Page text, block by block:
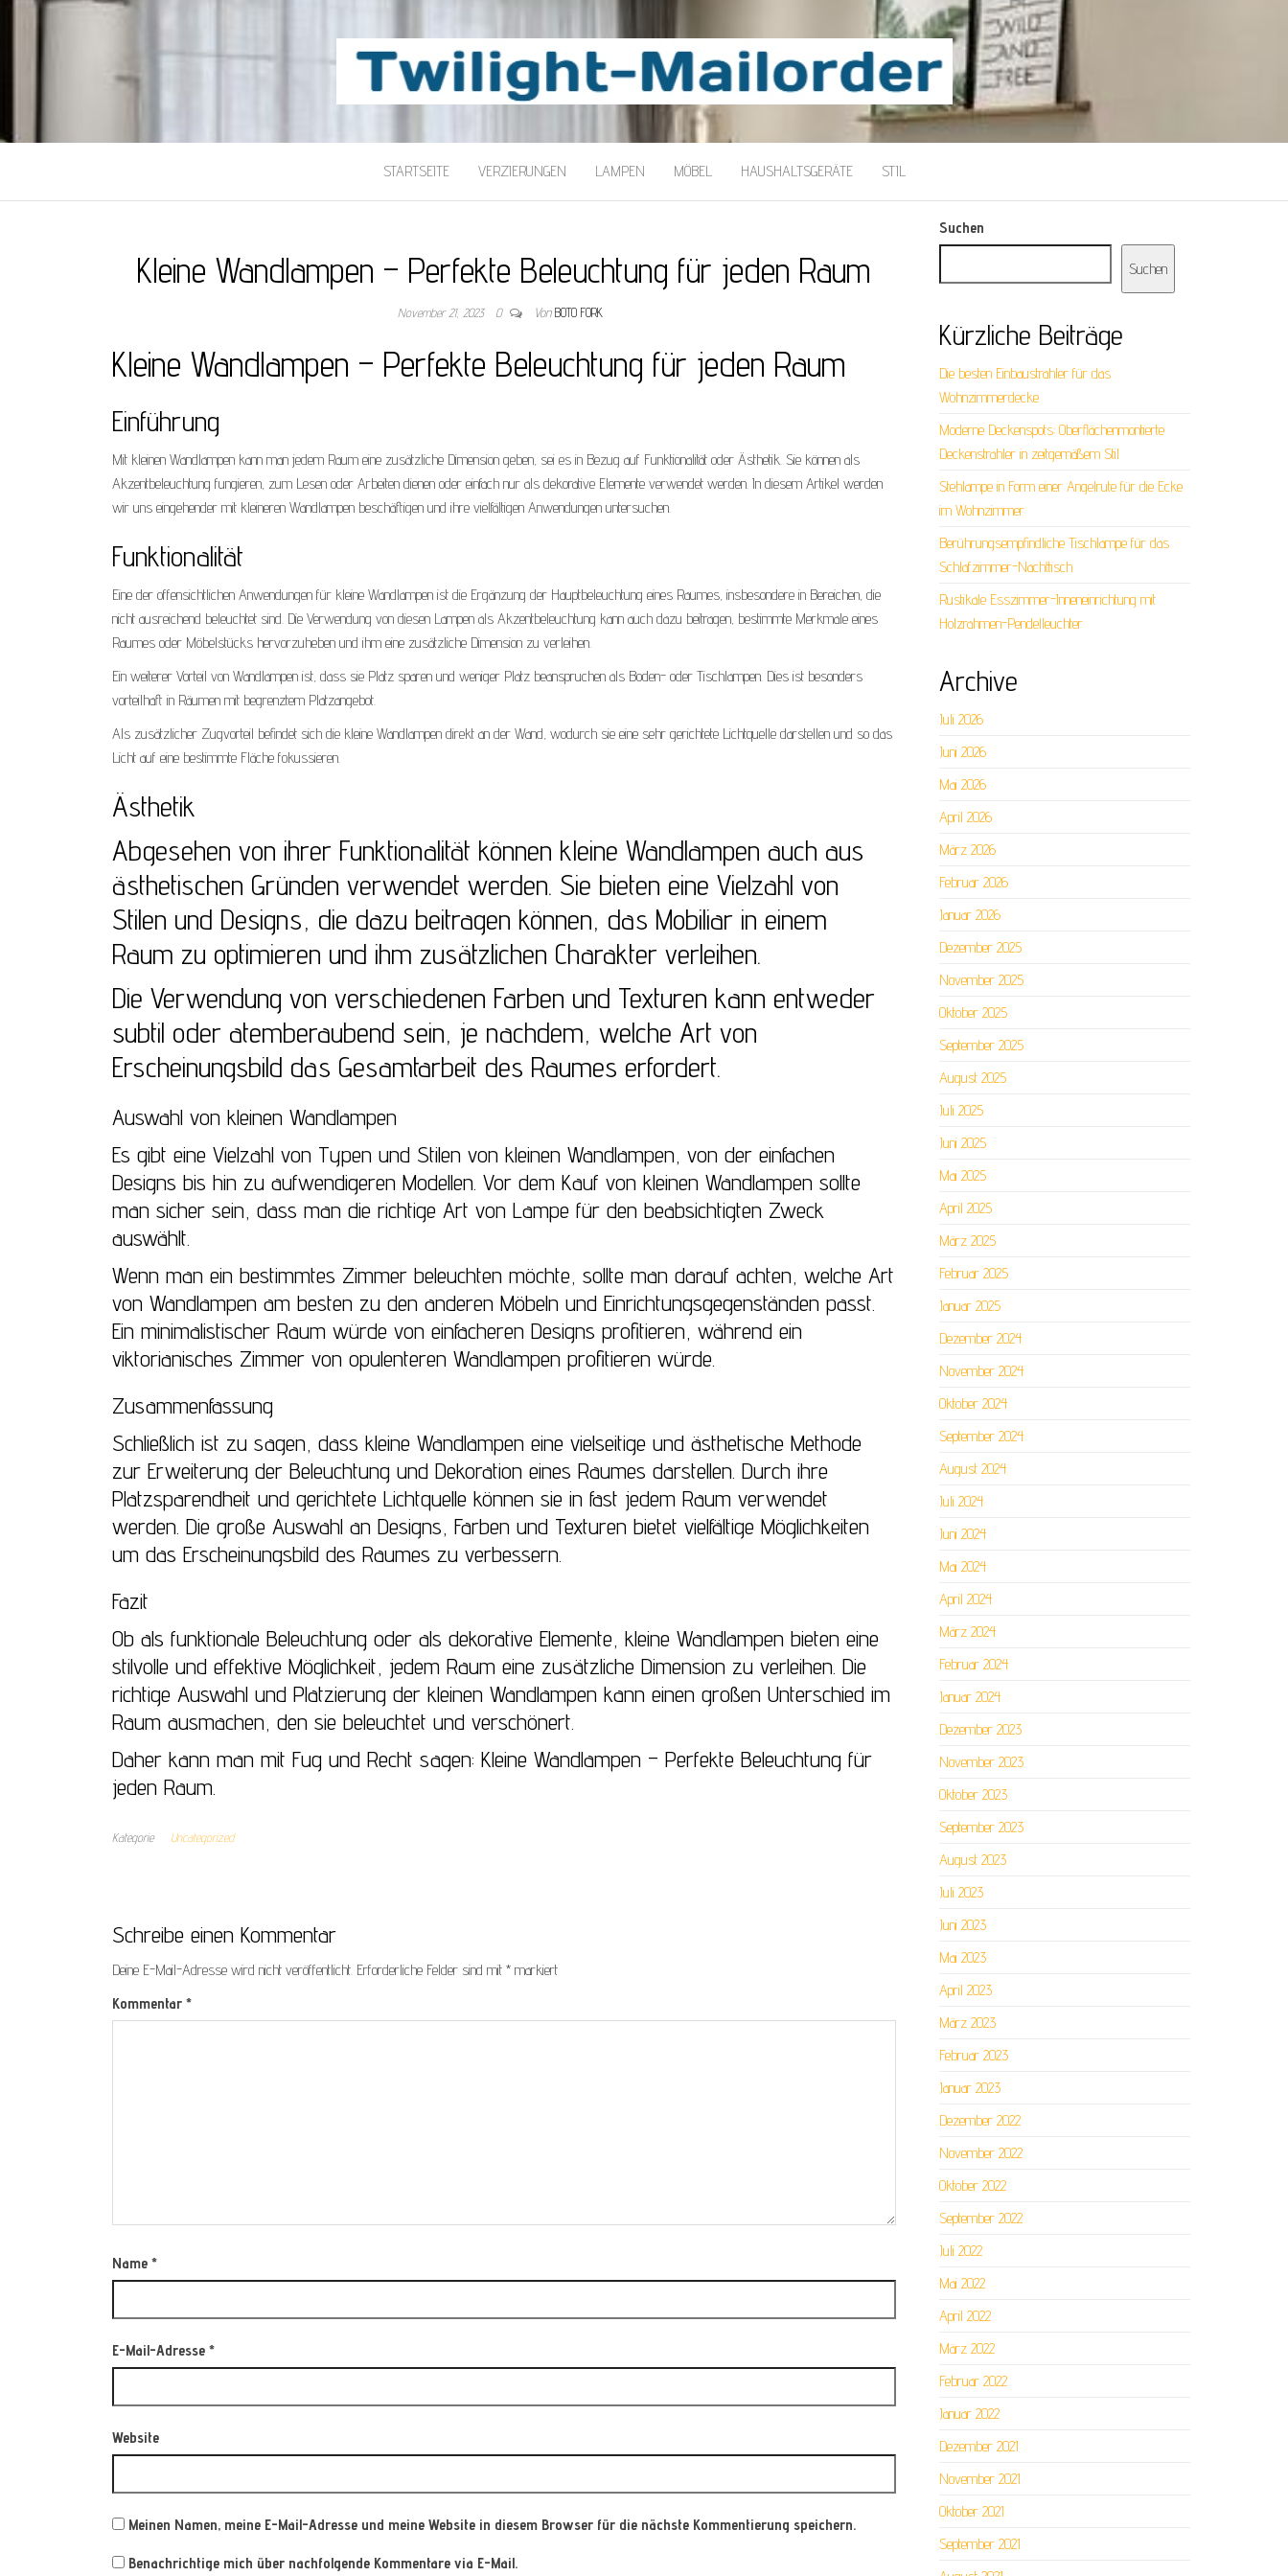
TWILIGHT-MAILORDER
STARTSEITE VERZIERUNGEN LAMPEN MÖBEL HAUSHALTSGERÄTE STIL
Kleine Wandlampen – Perfekte Beleuchtung für jeden Raum
November 21, 2023 0 Von BOTO FORK
Kleine Wandlampen – Perfekte Beleuchtung für jeden Raum
Einführung
Mit kleinen Wandlampen kann man jedem Raum eine zusätzliche Dimension geben, sei es in Bezug auf Funktionalität oder Ästhetik. Sie können als
Akzentbeleuchtung fungieren, zum Lesen oder Arbeiten dienen oder einfach nur als dekorative Elemente verwendet werden. In diesem Artikel werden
wir uns eingehender mit kleineren Wandlampen beschäftigen und ihre vielfältigen Anwendungen untersuchen.
Funktionalität
Eine der offensichtlichen Anwendungen für kleine Wandlampen ist die Ergänzung der Hauptbeleuchtung eines Raumes, insbesondere in Bereichen, die
nicht ausreichend beleuchtet sind. Die Verwendung von diesen Lampen als Akzentbeleuchtung kann auch dazu beitragen, bestimmte Merkmale eines
Raumes oder Möbelstücks hervorzuheben und ihm eine zusätzliche Dimension zu verleihen.
Ein weiterer Vorteil von Wandlampen ist, dass sie Platz sparen und weniger Platz beanspruchen als Boden- oder Tischlampen. Dies ist besonders
vorteilhaft in Räumen mit begrenztem Platzangebot.
Als zusätzlicher Zugvorteil befindet sich die kleine Wandlampen direkt an der Wand, wodurch sie eine sehr gerichtete Lichtquelle darstellen und so das
Licht auf eine bestimmte Fläche fokussieren.
Ästhetik
Abgesehen von ihrer Funktionalität können kleine Wandlampen auch aus
ästhetischen Gründen verwendet werden. Sie bieten eine Vielzahl von
Stilen und Designs, die dazu beitragen können, das Mobiliar in einem
Raum zu optimieren und ihm zusätzlichen Charakter verleihen.
Die Verwendung von verschiedenen Farben und Texturen kann entweder
subtil oder atemberaubend sein, je nachdem, welche Art von
Erscheinungsbild das Gesamtarbeit des Raumes erfordert.
Auswahl von kleinen Wandlampen
Es gibt eine Vielzahl von Typen und Stilen von kleinen Wandlampen, von der einfachen
Designs bis hin zu aufwendigeren Modellen. Vor dem Kauf von kleinen Wandlampen sollte
man sicher sein, dass man die richtige Art von Lampe für den beabsichtigten Zweck
auswählt.
Wenn man ein bestimmtes Zimmer beleuchten möchte, sollte man darauf achten, welche Art
von Wandlampen am besten zu den anderen Möbeln und Einrichtungsgegenständen passt.
Ein minimalistischer Raum würde von einfacheren Designs profitieren, während ein
viktorianisches Zimmer von opulenteren Wandlampen profitieren würde.
Zusammenfassung
Schließlich ist zu sagen, dass kleine Wandlampen eine vielseitige und ästhetische Methode
zur Erweiterung der Beleuchtung und Dekoration eines Raumes darstellen. Durch ihre
Platzsparendheit und gerichtete Lichtquelle können sie in fast jedem Raum verwendet
werden. Die große Auswahl an Designs, Farben und Texturen bietet vielfältige Möglichkeiten
um das Erscheinungsbild des Raumes zu verbessern.
Fazit
Ob als funktionale Beleuchtung oder als dekorative Elemente, kleine Wandlampen bieten eine
stilvolle und effektive Möglichkeit, jedem Raum eine zusätzliche Dimension zu verleihen. Die
richtige Auswahl und Platzierung der kleinen Wandlampen kann einen großen Unterschied im
Raum ausmachen, den sie beleuchtet und verschönert.
Daher kann man mit Fug und Recht sagen: Kleine Wandlampen – Perfekte Beleuchtung für
jeden Raum.
Kategorie Uncategorized
Schreibe einen Kommentar
Deine E-Mail-Adresse wird nicht veröffentlicht. Erforderliche Felder sind mit * markiert
Kommentar *
Name *
E-Mail-Adresse *
Website
Meinen Namen, meine E-Mail-Adresse und meine Website in diesem Browser für die nächste Kommentierung speichern.
Benachrichtige mich über nachfolgende Kommentare via E-Mail.
Suchen
Suchen
Kürzliche Beiträge
Die besten Einbaustrahler für das
Wohnzimmerdecke
Moderne Deckenspots: Oberflächenmontierte
Deckenstrahler in zeitgemäßem Stil
Stehlampe in Form einer Angelrute für die Ecke
im Wohnzimmer
Berührungsempfindliche Tischlampe für das
Schlafzimmer-Nachttisch
Rustikale Esszimmer-Inneneinrichtung mit
Holzrahmen-Pendelleuchter
Archive
Juli 2026
Juni 2026
Mai 2026
April 2026
März 2026
Februar 2026
Januar 2026
Dezember 2025
November 2025
Oktober 2025
September 2025
August 2025
Juli 2025
Juni 2025
Mai 2025
April 2025
März 2025
Februar 2025
Januar 2025
Dezember 2024
November 2024
Oktober 2024
September 2024
August 2024
Juli 2024
Juni 2024
Mai 2024
April 2024
März 2024
Februar 2024
Januar 2024
Dezember 2023
November 2023
Oktober 2023
September 2023
August 2023
Juli 2023
Juni 2023
Mai 2023
April 2023
März 2023
Februar 2023
Januar 2023
Dezember 2022
November 2022
Oktober 2022
September 2022
Juli 2022
Mai 2022
April 2022
März 2022
Februar 2022
Januar 2022
Dezember 2021
November 2021
Oktober 2021
September 2021